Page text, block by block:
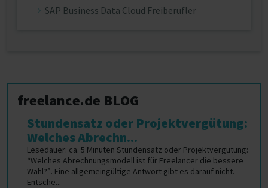
SAP Business Data Cloud Freiberufler
freelance.de BLOG
Stundensatz oder Projektvergütung:
Welches Abrechn...
Lesedauer: ca. 5 Minuten Stundensatz oder Projektvergütung:
“Welches Abrechnungsmodell ist für Freelancer die bessere
Wahl?”. Eine allgemeingültige Antwort gibt es darauf nicht.
Entsche...